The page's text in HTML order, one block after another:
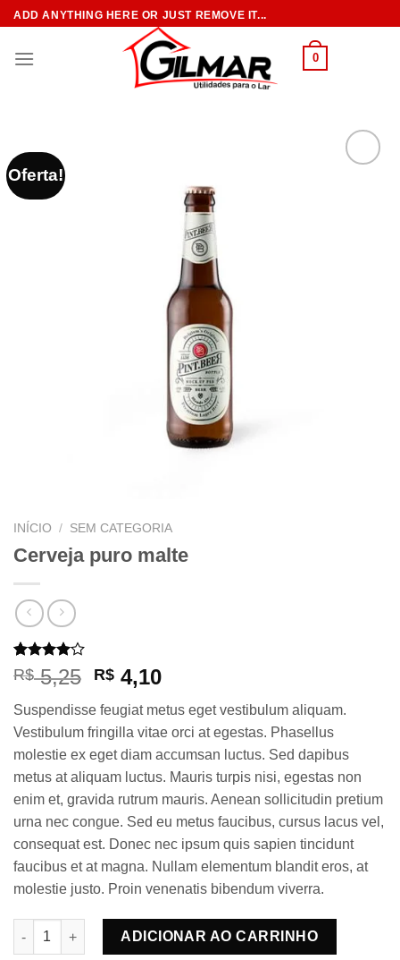
Skip
content
ADD ANYTHING HERE OR JUST REMOVE IT...
0
Oferta!
INÍCIO / SEM CATEGORIA
Cerveja puro malte
Avaliado
como
5, com
baseado
em
1
avaliação
de cliente
R$5,25 O
preço
original
era:
R$ 5,25.
R$ 4,10O
atual
é:
R$ 4,10.
Suspendisse feugiat metus eget vestibulum aliquam.
Vestibulum fringilla vitae orci at egestas. Phasellus
molestie ex eget diam accumsan luctus. Sed dapibus
metus at aliquam luctus. Mauris turpis nisi, egestas non
enim et, gravida rutrum mauris. Aenean sollicitudin pretium
urna nec congue. Sed eu metus faucibus, cursus lacus vel,
consequat est. Donec nec ipsum quis sapien tincidunt
faucibus et at magna. Nullam elementum blandit eros, at
molestie justo. Proin venenatis bibendum viverra.
Cerveja puro malte quantidade
ADICIONAR AO CARRINHO